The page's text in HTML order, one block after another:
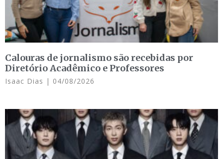
Calouras de jornalismo são recebidas por
Diretório Acadêmico e Professores
Isaac Dias 04/08/2026